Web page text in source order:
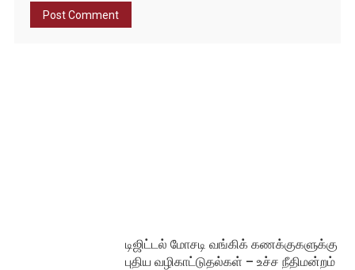
டிஜிட்டல் மோசடி வங்கிக் கணக்குகளுக்கு
புதிய வழிகாட்டுதல்கள் – உச்ச நீதிமன்றம்